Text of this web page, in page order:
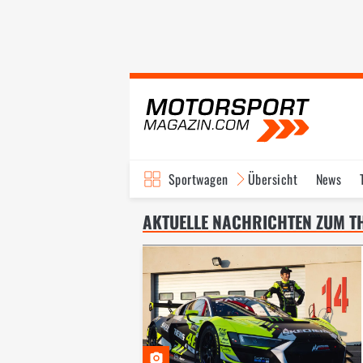
Sportwagen Übersicht News
GT World